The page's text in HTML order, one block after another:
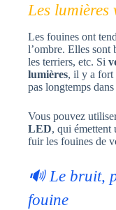
Les lumières
Les fouines ont
l’ombre. Elles sont
les terriers, etc. Si
lumières, il y a fort
pas longtemps
Vous pouvez
LED, qui émettent
fuir les fouines de
🔊 Le bruit,
fouine